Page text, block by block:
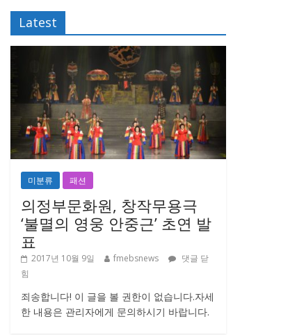
Latest
미분류 패션
의정부문화원, 창작무용극
‘불멸의 영웅 안중근’ 초연 발
표
2017년 10월 9일 fmebsnews
댓글 닫
힘
죄송합니다! 이 글을 볼 권한이 없습니다.자세
한 내용은 관리자에게 문의하시기 바랍니다.